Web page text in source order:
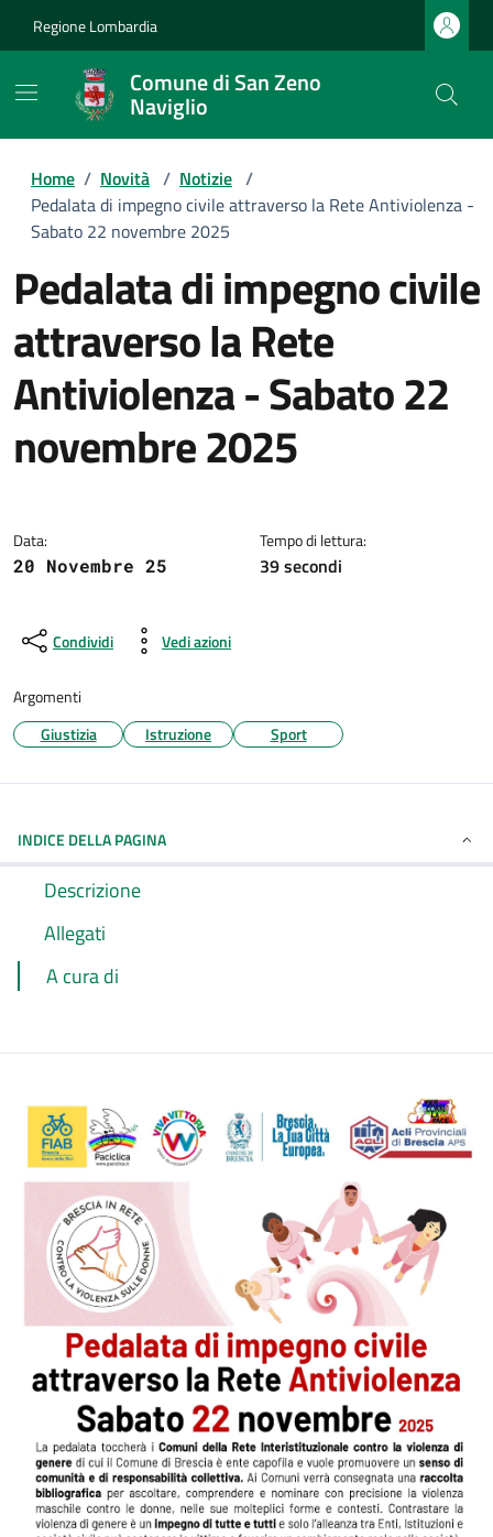
Regione Lombardia
Comune di San Zeno
Naviglio
Home / Novità / Notizie /
Pedalata di impegno civile attraverso la Rete Antiviolenza -
Sabato 22 novembre 2025
Pedalata di impegno civile
attraverso la Rete
Antiviolenza - Sabato 22
novembre 2025
Data:
20 Novembre 25
Tempo di lettura:
39 secondi
Condividi Vedi azioni
Argomenti
Giustizia
Istruzione Sport
INDICE DELLA PAGINA
Descrizione
Allegati
A cura di